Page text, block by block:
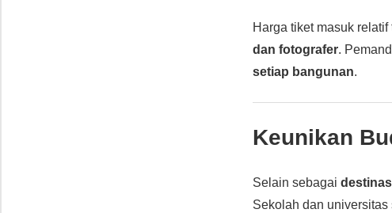
Harga tiket masuk
dan fotografer.
setiap bangunan.
Keunikan
Selain sebagai
Sekolah dan